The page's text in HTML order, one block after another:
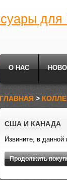
для
О НАС
ГЛАВНАЯ >
США И КАНАДА
Извините, в данной
Продолжить